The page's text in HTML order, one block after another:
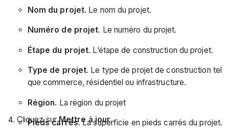
Nom du projet. Le nom du projet.
Numéro de projet. Le numéro du projet.
Étape du projet. L’étape de construction du projet.
Type de projet. Le type de projet de construction tel
que commerce, résidentiel ou infrastructure.
Région. La région du projet
Pieds carrés. La superficie en pieds carrés du projet.
Cliquez surMettre à jour.